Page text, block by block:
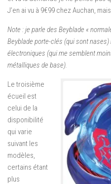
J’en ai vu à 9€99 chez Auchan,
Note : je parle des Beyblade «
Beyblade porte-clés (qui sont
électroniques (qui me semblent
métalliques de base).
Le troisième
écueil est
celui de la
disponibilité
qui varie
suivant les
modèles,
certains étant
plus